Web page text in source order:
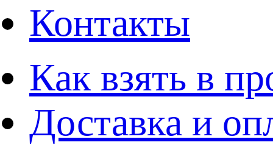
Контакты
Как взять в
Доставка и